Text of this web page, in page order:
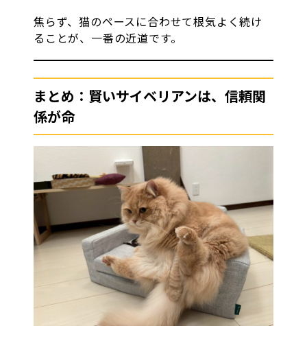
焦らず、猫のペースに合わせて根気よく続け
ることが、一番の近道です。
まとめ：賢いサイベリアンは、信頼関
係が命